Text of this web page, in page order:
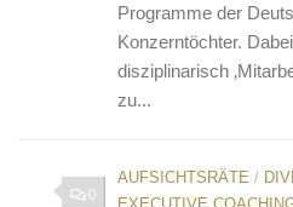
Programme der
Konzerntöchter.
disziplinarisch
zu...
0
AUFSICHTSRÄTE /